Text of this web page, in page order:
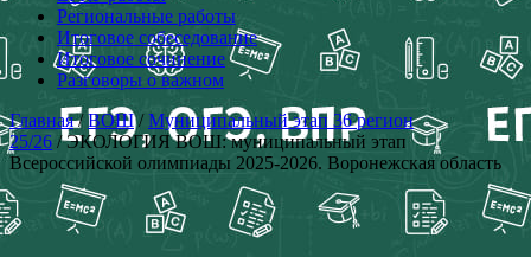
Региональные работы
Итоговое собеседование
Итоговое сочинение
Разговоры о важном
Главная/ВОШ/Муниципальный этап 36 регион
25/26 / ЭКОЛОГИЯ ВОШ: муниципальный этап
Всероссийской олимпиады 2025-2026. Воронежская область